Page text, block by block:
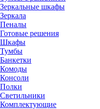
Зеркальные шкафы
Зеркала
Пеналы
Готовые решения
Шкафы
Тумбы
Банкетки
Комоды
Консоли
Полки
Светильники
Комплектующие